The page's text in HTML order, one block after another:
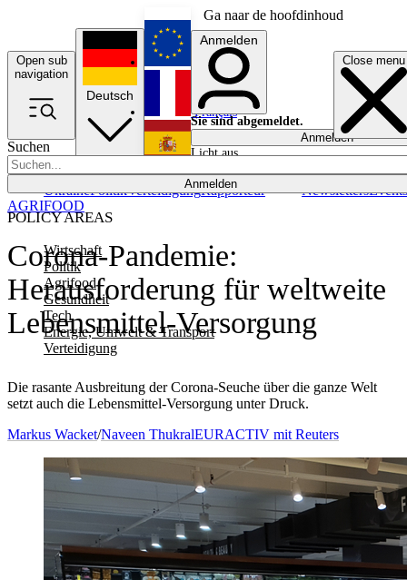
Ga naar de hoofdinhoud
Open sub
navigation
Close menu
Suchen
Anmelden
POLICY AREAS
Wirtschaft
Politik
Agrifood
Gesundheit
Tech
Energie, Umwelt & Transport
Verteidigung
UkrainePolitikVerteidigungRapporteur NewslettersEvents
Deutsch
English
Français
Anmelden
Sie sind abgemeldet.
Anmelden
Licht aus
Corona-Pandemie:
Herausforderung für weltweite
Lebensmittel-Versorgung
Die rasante Ausbreitung der Corona-Seuche über die ganze Welt
setzt auch die Lebensmittel-Versorgung unter Druck.
AGRIFOOD
Markus Wacket/Naveen ThukralEURACTIV mit Reuters